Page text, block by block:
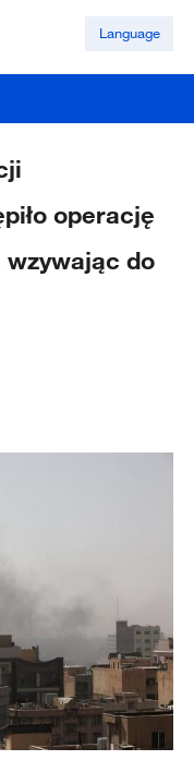
Language
operację
wzywając do